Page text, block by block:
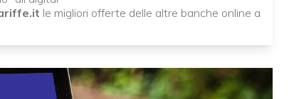
le migliori offerte delle altre banche online a